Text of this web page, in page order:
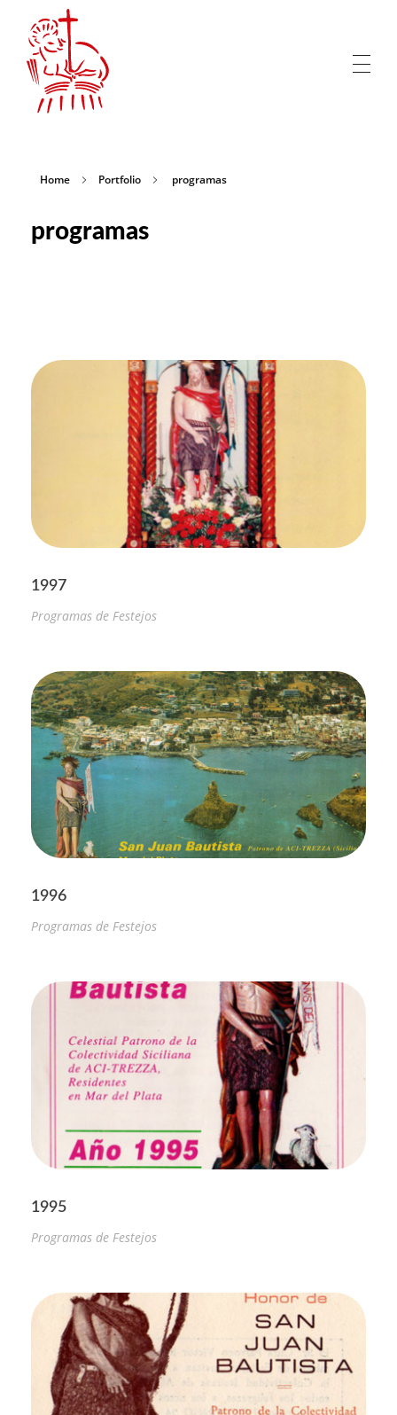
Home Portfolio programas
programas
1997
Programas de Festejos
1996
Programas de Festejos
1995
Programas de Festejos